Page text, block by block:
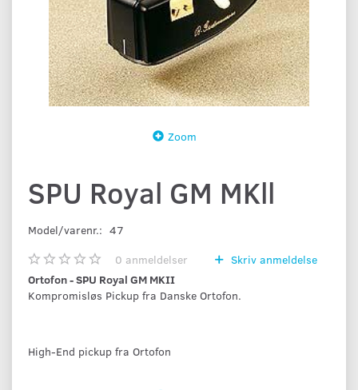
Zoom
SPU Royal GM MKll
Model/varenr.: 47
0 anmeldelser
Skriv anmeldelse
Ortofon - SPU Royal GM MKII
Kompromisløs Pickup fra Danske Ortofon.
High-End pickup fra Ortofon